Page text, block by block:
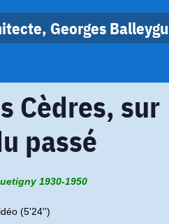
Georges
Cèdres, sur
passé
1930-1950
(5'24'')